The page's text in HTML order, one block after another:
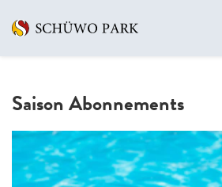
Saison Abonnements